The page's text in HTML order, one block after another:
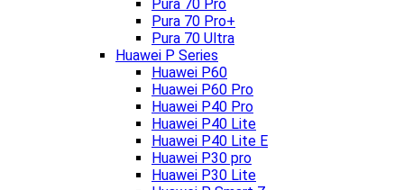
Pura 70 Pro
Pura 70 Pro+
Pura 70 Ultra
Huawei P Series
Huawei P60
Huawei P60 Pro
Huawei P40 Pro
Huawei P40 Lite
Huawei P40 Lite E
Huawei P30 pro
Huawei P30 Lite